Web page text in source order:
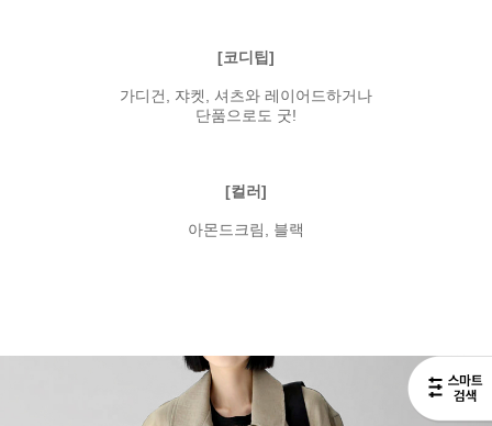
[코디팁]
가디건, 쟈켓, 셔츠와 레이어드하거나
단품으로도 굿!
[컬러]
아몬드크림, 블랙